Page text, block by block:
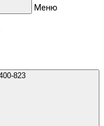
Меню
+7 (4012) 400-823